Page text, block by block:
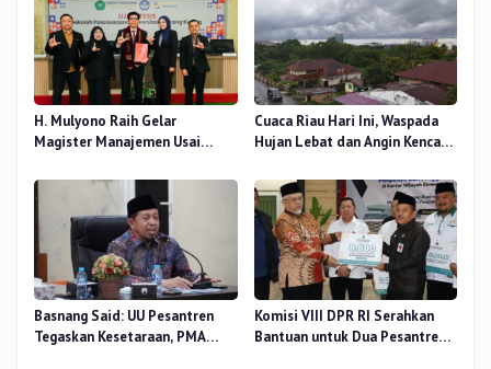
H. Mulyono Raih Gelar
Magister Manajemen Usai
Terhadap Beban Kerja
Cuaca Riau Hari Ini, Waspada
Hujan Lebat dan Angin Kencang
Basnang Said: UU Pesantren
Tegaskan Kesetaraan, PMA
Komisi VIII DPR RI Serahkan
Bantuan untuk Dua Pesantren